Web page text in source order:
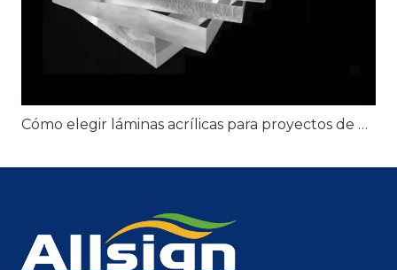
Cómo elegir láminas acrílicas para proyectos de exhibición minorista